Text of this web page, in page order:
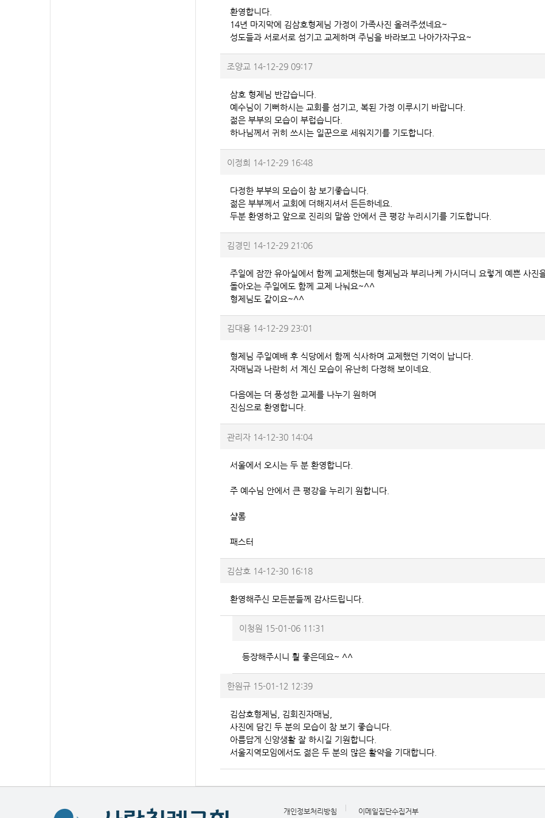
환영합니다.
14년 마지막에 김삼호형제님 가정이 가족사진 올려주셨네요~
성도들과 서로서로 섬기고 교제하며 주님을 바라보고 나아가자구요~
조양교 14-12-29 09:17
삼호 형제님 반갑습니다.
예수님이 기뻐하시는 교회를 섬기고, 복된 가정 이루시기 바랍니다.
젊은 부부의 모습이 부럽습니다.
하나님께서 귀히 쓰시는 일꾼으로 세워지기를 기도합니다.
이정희 14-12-29 16:48
다정한 부부의 모습이 참 보기좋습니다.
젊은 부부께서 교회에 더해지셔서 든든하네요.
두분 환영하고 앞으로 진리의 말씀 안에서 큰 평강 누리시기를 기도합니다.
김경민 14-12-29 21:06
주일에 잠깐 유아실에서 함께 교제했는데 형제님과 부리나케 가시더니 요렇게 예쁜 사진
돌아오는 주일에도 함께 교제 나눠요~^^
형제님도 같이요~^^
김대용 14-12-29 23:01
형제님 주일예배 후 식당에서 함께 식사하며 교제했던 기억이 납니다.
자매님과 나란히 서 계신 모습이 유난히 다정해 보이네요.
다음에는 더 풍성한 교제를 나누기 원하며
진심으로 환영합니다.
관리자 14-12-30 14:04
서울에서 오시는 두 분 환영합니다.
주 예수님 안에서 큰 평강을 누리기 원합니다.
샬롬
패스터
김삼호 14-12-30 16:18
환영해주신 모든분들께 감사드립니다.
이청원 15-01-06 11:31
등장해주시니 훨 좋은데요~ ^^
한원규 15-01-12 12:39
김삼호형제님, 김회진자매님,
사진에 담긴 두 분의 모습이 참 보기 좋습니다.
아름답게 신앙생활 잘 하시길 기원합니다.
서울지역모임에서도 젊은 두 분의 많은 활약을 기대합니다.
개인정보처리방침 이메일집단수집거부